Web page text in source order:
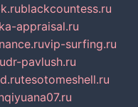
blackcountess.ru
appraisal.ru
vip-surfing.ru
dr-pavlush.ru
tesotomeshell.ru